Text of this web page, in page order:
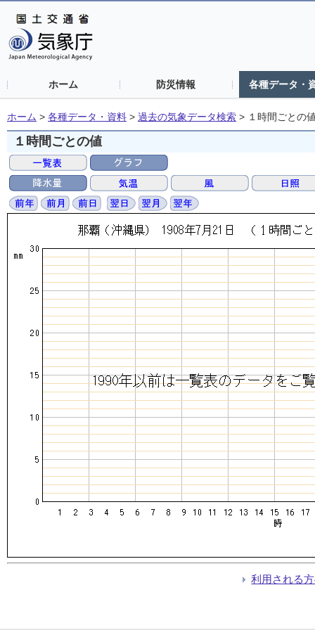
ホーム 防災情報 各種データ・
ホーム > 各種データ・資料 > 過去の気象データ検索 > １時間ごとの
１時間ごとの値
利用される